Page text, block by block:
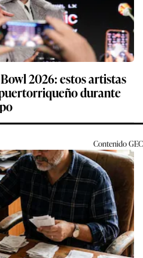
2026: estos artistas
durante
ContenidoGEC